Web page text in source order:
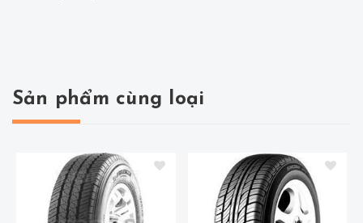
Sản phẩm cùng loại